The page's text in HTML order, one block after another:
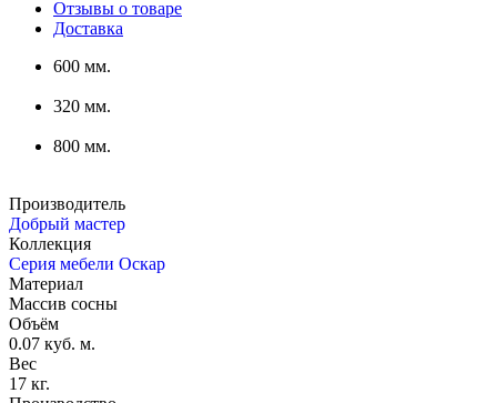
Отзывы о товаре
Доставка
600 мм.
320 мм.
800 мм.
Производитель
Добрый мастер
Коллекция
Серия мебели Оскар
Материал
Массив сосны
Объём
0.07 куб. м.
Вес
17 кг.